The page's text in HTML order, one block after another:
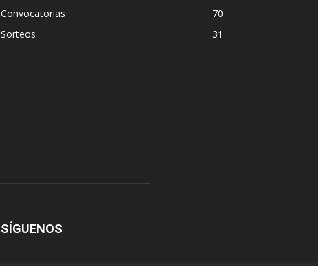
Convocatorias
70
Sorteos
31
SÍGUENOS